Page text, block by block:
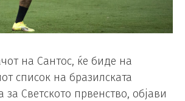
на Сантос, ќе биде на
список на бразилската
за Светското првенство, објави